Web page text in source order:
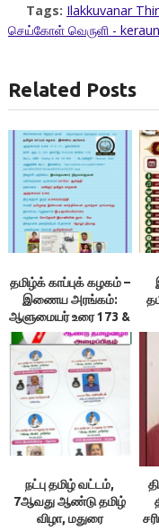
Tags: Ilakkuvanar
செய்கோள் வெருளி -
Related Posts
தமிழ்க் காப்புக் கழகம் –
இணைய அரங்கம்:
ஆளுமையர் உரை 173 &
174 ; நூலரங்கம்
நட்பு தமிழ் வட்டம்,
7ஆவது ஆண்டு தமிழ்
விழா, மதுரை